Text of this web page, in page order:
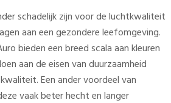
schadelijk zijn voor de luchtkwaliteit
aan een gezondere leefomgeving.
bieden een breed scala aan kleuren
aan de eisen van duurzaamheid
Een ander voordeel van
vaak beter hecht en langer